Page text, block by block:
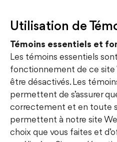
Utilisation de
Témoins essentiels et
Les témoins essentiels
fonctionnement de ce site
être désactivés. Les
permettent de s’assurer
correctement et en toute
permettent à notre site
choix que vous faites et